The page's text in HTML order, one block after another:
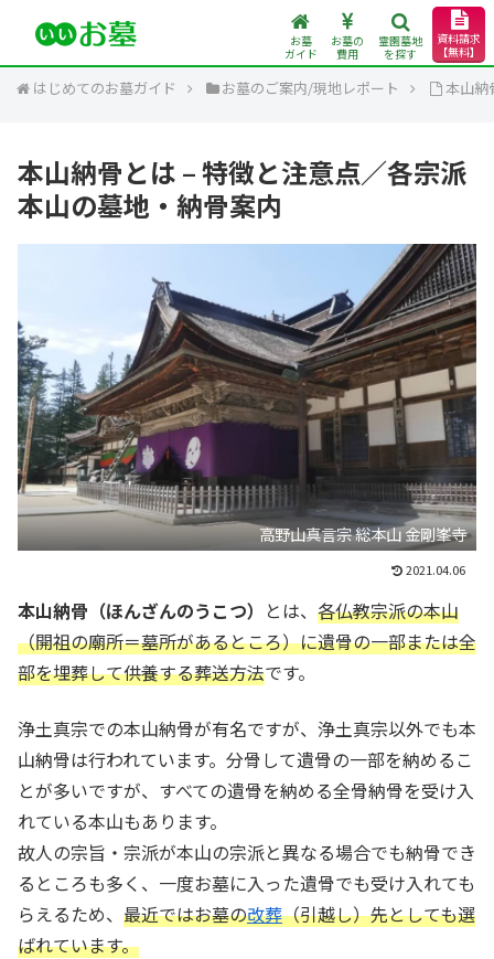
お墓
ガイド
お墓の
費用
霊園墓地
を探す
資料請求
【無料】
はじめてのお墓ガイド お墓のご案内/現地レポート 本山納
本山納骨とは – 特徴と注意点／各宗派
本山の墓地・納骨案内
高野山真言宗 総本山 金剛峯寺
2021.04.06
本山納骨（ほんざんのうこつ） とは、 各仏教宗派の本山
（開祖の廟所＝墓所があるところ）に遺骨の一部または全
部を埋葬して供養する葬送方法です。
浄土真宗での本山納骨が有名ですが、浄土真宗以外でも本
山納骨は行われています。分骨して遺骨の一部を納めるこ
とが多いですが、すべての遺骨を納める全骨納骨を受け入
れている本山もあります。
故人の宗旨・宗派が本山の宗派と異なる場合でも納骨でき
るところも多く、一度お墓に入った遺骨でも受け入れても
らえるため、 最近ではお墓の改葬（引越し）先としても選
ばれています。